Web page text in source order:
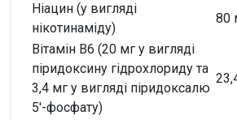
Ніацин (у вигляді
нікотинаміду)
80
Вітамін В6 (20 мг у вигляді
піридоксину гідрохлориду та
3,4 мг у вигляді піридоксалю
5'-фосфату)